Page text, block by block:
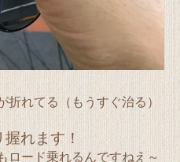
れてる（もうすぐ治る）
れます！
ロード乗れるんですねえ～